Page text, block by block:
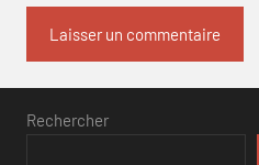
Rechercher